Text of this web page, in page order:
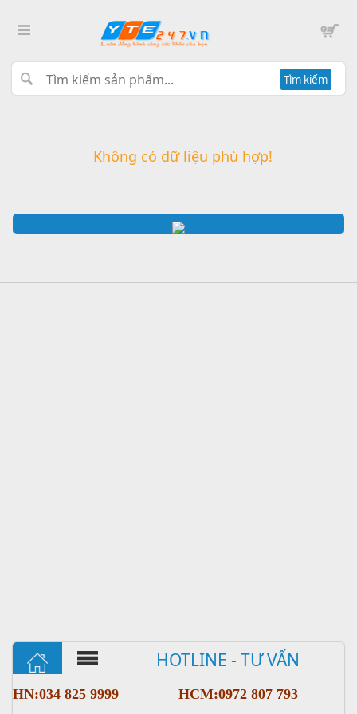
Tìm kiếm
HOTLINE - TƯ VẤN
HN:034 825 9999 HCM:0972 807 793
Không có dữ liệu phù hợp!